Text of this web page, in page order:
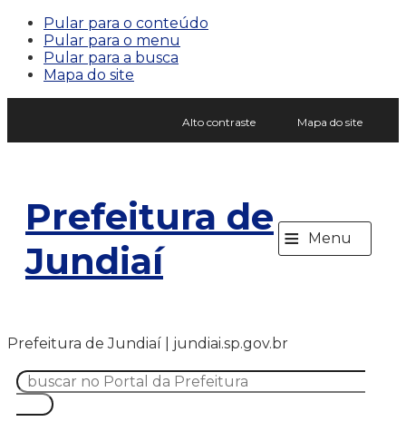
Pular para o conteúdo
Pular para o menu
Pular para a busca
Mapa do site
Alto contraste Mapa do site
Prefeitura de
Jundiaí
≡ Menu
Prefeitura de Jundiaí | jundiai.sp.gov.br